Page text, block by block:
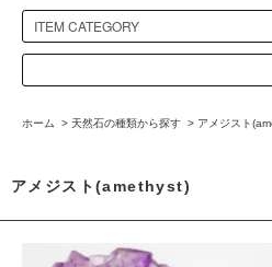
ホーム > 天然石の種類から探す > アメジスト
アメジスト(amethyst)